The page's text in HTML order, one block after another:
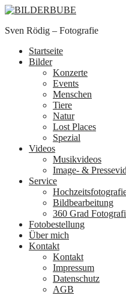
Sven Rödig – Fotografie
Startseite
Bilder
Konzerte
Events
Menschen
Tiere
Natur
Lost Places
Spezial
Videos
Musikvideos
Image- &
Service
Bildbearbeitung
360 Grad
Fotobestellung
Über mich
Kontakt
Kontakt
Impressum
Datenschutz
AGB